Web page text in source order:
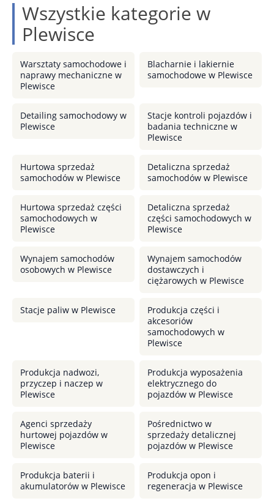
Wszystkie kategorie w
Plewisce
Warsztaty samochodowe i
naprawy mechaniczne w
Plewisce
Blacharnie i lakiernie
samochodowe w Plewisce
Detailing samochodowy w
Plewisce
Stacje kontroli pojazdów i
badania techniczne w
Plewisce
Hurtowa sprzedaż
samochodów w Plewisce
Detaliczna sprzedaż
samochodów w Plewisce
Hurtowa sprzedaż części
samochodowych w
Plewisce
Detaliczna sprzedaż
części samochodowych w
Plewisce
Wynajem samochodów
osobowych w Plewisce
Wynajem samochodów
dostawczych i
ciężarowych w Plewisce
Stacje paliw w Plewisce
Produkcja części i
akcesoriów
samochodowych w
Plewisce
Produkcja nadwozi,
przyczep i naczep w
Plewisce
Produkcja wyposażenia
elektrycznego do
pojazdów w Plewisce
Agenci sprzedaży
hurtowej pojazdów w
Plewisce
Pośrednictwo w
sprzedaży detalicznej
pojazdów w Plewisce
Produkcja baterii i
akumulatorów w Plewisce
Produkcja opon i
regeneracja w Plewisce